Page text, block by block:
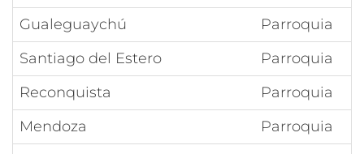
Gualeguaychú
Parroquia
Santiago del Estero
Parroquia
Reconquista
Parroquia
Mendoza
Parroquia